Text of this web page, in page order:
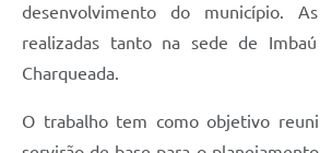
desenvolvimento do município.
realizadas tanto na sede de
Charqueada.
O trabalho tem como objetivo